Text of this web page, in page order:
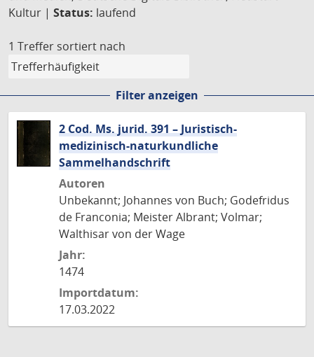
Kultur | Status: laufend
1 Treffer sortiert nach
Filter anzeigen
2 Cod. Ms. jurid. 391 – Juristisch-
medizinisch-naturkundliche
Sammelhandschrift
Autoren
Unbekannt; Johannes von Buch; Godefridus
de Franconia; Meister Albrant; Volmar;
Walthisar von der Wage
Jahr:
1474
Importdatum:
17.03.2022